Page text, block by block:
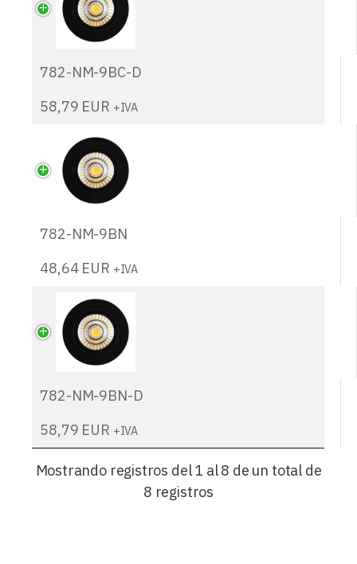
782-NM-9BC-D
58,79 EUR +IVA
782-NM-9BN
48,64 EUR +IVA
782-NM-9BN-D
58,79 EUR +IVA
Mostrando registros del 1 al 8 de un total de
8 registros